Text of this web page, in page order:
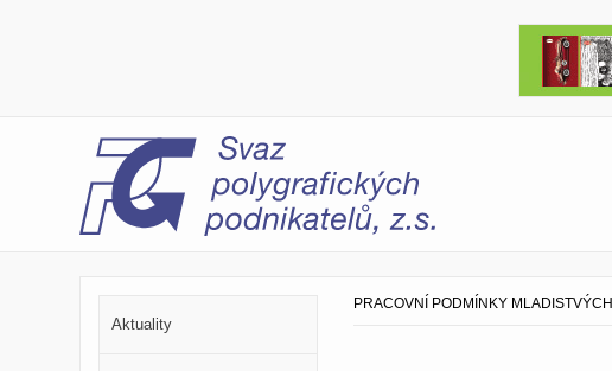
Aktuality
PRACOVNÍ PODMÍNKY MLADISTVÝCH